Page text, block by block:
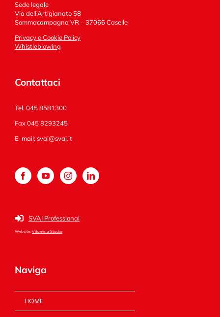
Sede legale
Via dell’Artigianato 58
Sommacampagna VR – 37066 Caselle
Privacy e Cookie Policy
Whistleblowing
Contattaci
Tel. 045 8581300
Fax 045 8293245
E-mail:svai@svai.it
SVAI Professional
Website: Vitamina Studio
Naviga
HOME